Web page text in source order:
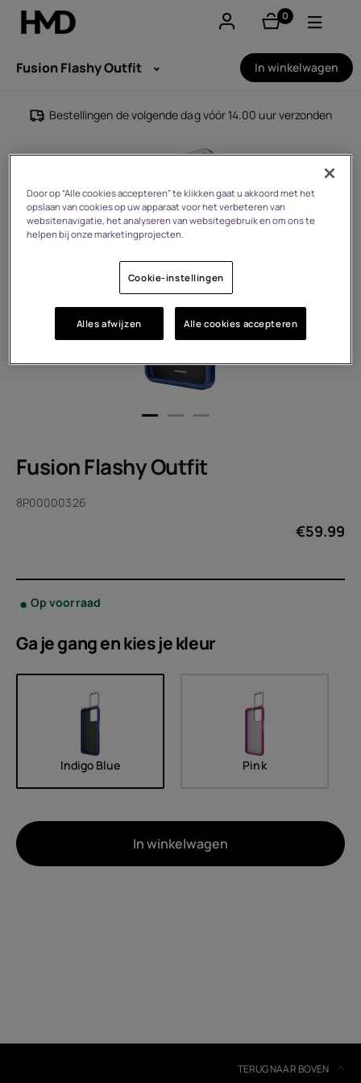
0
product(en)
Smartphones
Feature phones
Accessoires
Aanbiedingen
Fusion Flashy Outfit In winkelwagen
Bestellingen de volgende dag vóór 14.00 uur verzonden
Fusion Flashy Outfit
8P00000326
€59.99
Op voorraad
Ga je gang en kies jekleur
Indigo Blue Pink
In winkelwagen
TERUG NAAR BOVEN
Door op “Alle cookies accepteren” te klikken gaat u akkoord met het
opslaan van cookies op uw apparaat voor het verbeteren van
websitenavigatie, het analyseren van websitegebruik en om ons te
helpen bij onze marketingprojecten.
Cookie-instellingen
Alles afwijzen Alle cookies accepteren